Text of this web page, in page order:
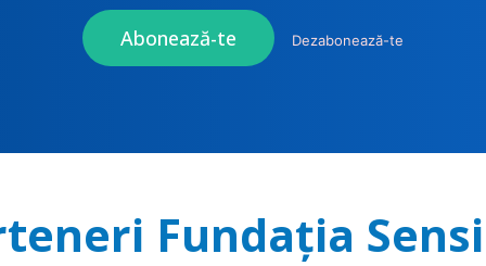
Abonează-te Dezabonează-te
Fundația